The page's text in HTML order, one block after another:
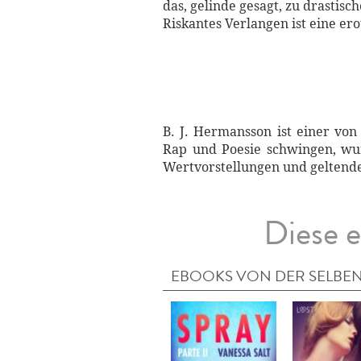
das, gelinde gesagt, zu
Riskantes Verlangen ist eine
B. J. Hermansson ist einer
Rap und Poesie schwingen,
Wertvorstellungen und
Diese
EBOOKS VON DER